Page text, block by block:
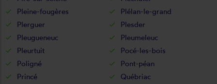
Pleine-fougères
Plélan-le-grand
Plerguer
Plesder
Pleugueneuc
Pleumeleuc
Pleurtuit
Pocé-les-bois
Poligné
Pont-péan
Princé
Québriac